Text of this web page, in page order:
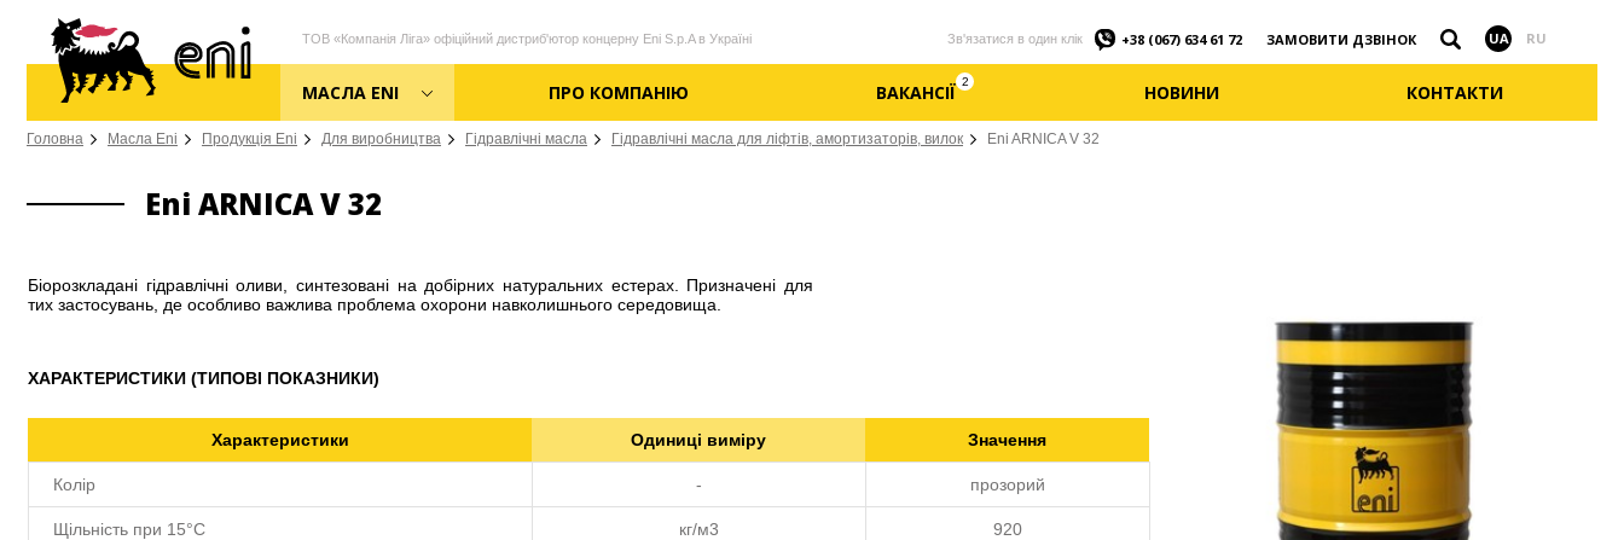
ТОВ «Компанія Ліга» офіційний дистриб'ютор концерну Eni S.p.A в Україні Зв'язатися в один клік +38 (067) 634 61 72 ЗАМОВИТИ ДЗВІНОК UA RU
МАСЛА ENI ПРО КОМПАНІЮ ВАКАНСІЇ 2 НОВИНИ КОНТАКТИ
Знайти
Головна Масла Eni Продукція Eni Для виробництва Гідравлічні масла Гідравлічні масла для ліфтів, амортизаторів, вилок Eni ARNICA V 32
Eni ARNICA V 32
Біорозкладані гідравлічні оливи, синтезовані на добірних натуральних естерах. Призначені для
тих застосувань, де особливо важлива проблема охорони навколишнього середовища.
ХАРАКТЕРИСТИКИ (ТИПОВІ ПОКАЗНИКИ)
Характеристики Одиниці виміру Значення
Колір - прозорий
Щільність при 15°С кг/м3 920